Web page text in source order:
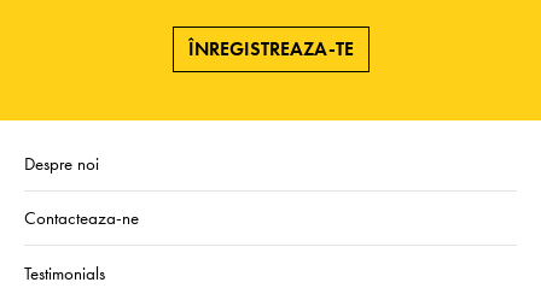
ÎNREGISTREAZA-TE
Despre noi
Contacteaza-ne
Testimonials